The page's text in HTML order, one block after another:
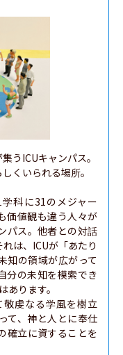
うICUキャンパス。
くいられる場所。
科に31のメジャー
価値観も違う人々が
パス。他者との対話
は、ICUが「あたり
知の領域が広がって
分の未知を模索でき
あります。
虔なる学風を樹立
て、神と人とに奉仕
確立に資することを